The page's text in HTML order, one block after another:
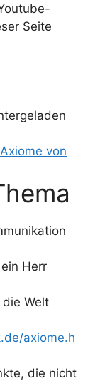
Seite
von
Herr
Welt
axiome.h
die nicht